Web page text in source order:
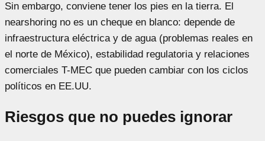
Sin embargo, conviene tener los pies en la tierra. El
nearshoring no es un cheque en blanco: depende de
infraestructura eléctrica y de agua (problemas reales en
el norte de México), estabilidad regulatoria y relaciones
comerciales T-MEC que pueden cambiar con los ciclos
políticos en EE.UU.
Riesgos que no puedes ignorar